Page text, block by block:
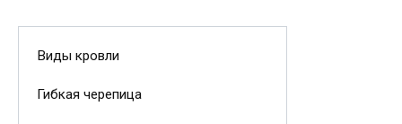
Виды кровли
Гибкая черепица